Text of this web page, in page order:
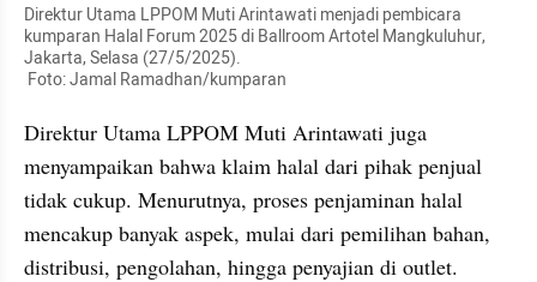
Direktur Utama LPPOM Muti Arintawati menjadi pembicara
kumparan Halal Forum 2025 di Ballroom Artotel Mangkuluhur,
Jakarta, Selasa (27/5/2025).
Foto: Jamal Ramadhan/kumparan
Direktur Utama LPPOM Muti Arintawati juga
menyampaikan bahwa klaim halal dari pihak penjual
tidak cukup. Menurutnya, proses penjaminan halal
mencakup banyak aspek, mulai dari pemilihan bahan,
distribusi, pengolahan, hingga penyajian di outlet.